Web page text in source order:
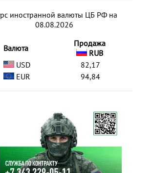
иностранной валюты ЦБ РФ на
08.08.2026
Валюта
Продажа
RUB
USD
82,17
EUR
94,84